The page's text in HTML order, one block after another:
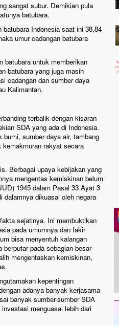
sangat subur. Demikian pula
batubara.
Indonesia saat ini 38,84
umur cadangan batubara
batubara untuk memberikan
batubara yang juga masih
cadangan dan sumber daya
Kalimantan.
terbalik dengan kisaran
SDA yang ada di Indonesia.
sumber daya air, tambang
rakyat secara
Berbagai upaya kebijakan yang
mengentas kemiskinan belum
1945 dalam Pasal 33 Ayat 3
dalamnya dikuasai oleh negara
sejatinya. Ini membuktikan
pada umumnya dan fakir
bisa menyentuh kalangan
pada sebagian besar
mengentaskan kemiskinan,
kepentingan
adanya banyak kerjasama
banyak sumber-sumber SDA
menguasai lebih dari